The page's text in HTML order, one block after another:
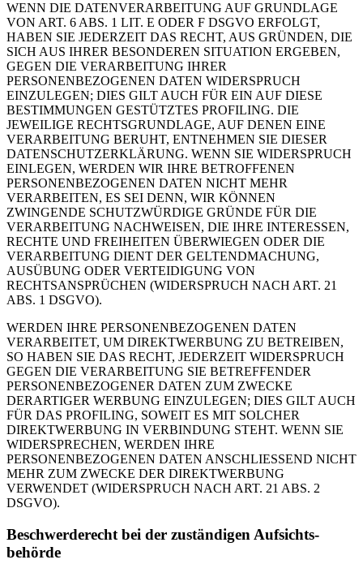
WENN DIE DATENVERARBEITUNG AUF GRUNDLAGE
VON ART. 6 ABS. 1 LIT. E ODER F DSGVO ERFOLGT,
HABEN SIE JEDERZEIT DAS RECHT, AUS GRÜNDEN, DIE
SICH AUS IHRER BESONDEREN SITUATION ERGEBEN,
GEGEN DIE VERARBEITUNG IHRER
PERSONENBEZOGENEN DATEN WIDERSPRUCH
EINZULEGEN; DIES GILT AUCH FÜR EIN AUF DIESE
BESTIMMUNGEN GESTÜTZTES PROFILING. DIE
JEWEILIGE RECHTSGRUNDLAGE, AUF DENEN EINE
VERARBEITUNG BERUHT, ENTNEHMEN SIE DIESER
DATENSCHUTZERKLÄRUNG. WENN SIE WIDERSPRUCH
EINLEGEN, WERDEN WIR IHRE BETROFFENEN
PERSONENBEZOGENEN DATEN NICHT MEHR
VERARBEITEN, ES SEI DENN, WIR KÖNNEN
ZWINGENDE SCHUTZWÜRDIGE GRÜNDE FÜR DIE
VERARBEITUNG NACHWEISEN, DIE IHRE INTERESSEN,
RECHTE UND FREIHEITEN ÜBERWIEGEN ODER DIE
VERARBEITUNG DIENT DER GELTENDMACHUNG,
AUSÜBUNG ODER VERTEIDIGUNG VON
RECHTSANSPRÜCHEN (WIDERSPRUCH NACH ART. 21
ABS. 1 DSGVO).
WERDEN IHRE PERSONENBEZOGENEN DATEN
VERARBEITET, UM DIREKTWERBUNG ZU BETREIBEN,
SO HABEN SIE DAS RECHT, JEDERZEIT WIDERSPRUCH
GEGEN DIE VERARBEITUNG SIE BETREFFENDER
PERSONENBEZOGENER DATEN ZUM ZWECKE
DERARTIGER WERBUNG EINZULEGEN; DIES GILT AUCH
FÜR DAS PROFILING, SOWEIT ES MIT SOLCHER
DIREKTWERBUNG IN VERBINDUNG STEHT. WENN SIE
WIDERSPRECHEN, WERDEN IHRE
PERSONENBEZOGENEN DATEN ANSCHLIESSEND NICHT
MEHR ZUM ZWECKE DER DIREKTWERBUNG
VERWENDET (WIDERSPRUCH NACH ART. 21 ABS. 2
DSGVO).
Beschwerde­recht bei der zuständigen Aufsichts­
behörde